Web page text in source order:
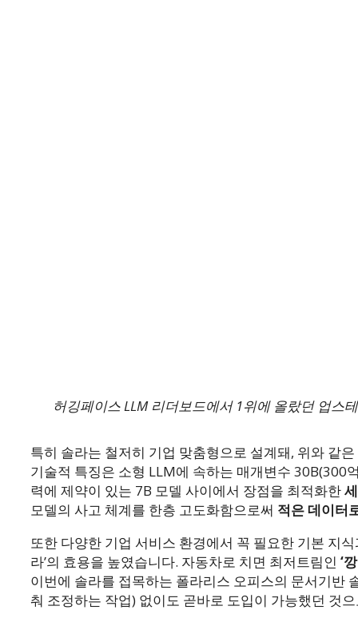
허깅페이스 LLM 리더보드에서 1위에 올랐던 업스
특히 솔라는 철저히 기업 맞춤형으로 설계돼, 위와 같
기술적 특징은 소형 LLM에 속하는 매개변수 30B(300
력에 제약이 있는 7B 모델 사이에서 장점을 최적화한
모델의 사고 체계를 한층 고도화함으로써 적은 데이터
또한 다양한 기업 서비스 환경에서 꼭 필요한 기본 지
라’의 효용을 높였습니다. 자동차로 치면 최저트림인 ‘
이번에 솔라를 접목하는 폴라리스 오피스의 문서기반
춰 조정하는 작업) 없이도 곧바로 도입이 가능했던 것